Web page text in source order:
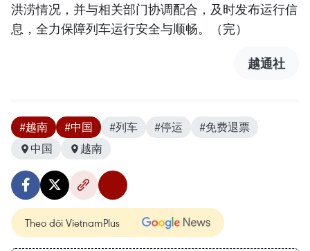
洪涝情况，并与相关部门协调配合，及时发布运行信
息，全力保障列车运行安全与顺畅。（完）
越通社
#越南 #中国 #列车 #停运
#免费退票
中国
越南
Theo dõi VietnamPlus